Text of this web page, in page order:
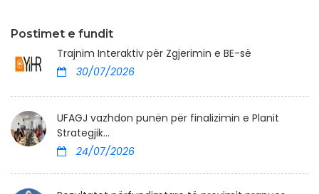
Postimet e fundit
Trajnim Interaktiv për Zgjerimin e BE-së
30/07/2026
UFAGJ vazhdon punën për finalizimin e Planit
Strategjik...
24/07/2026